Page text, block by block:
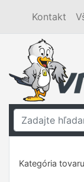
Kontakt
Kategória tovaru